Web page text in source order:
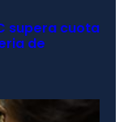
supera cuota
de